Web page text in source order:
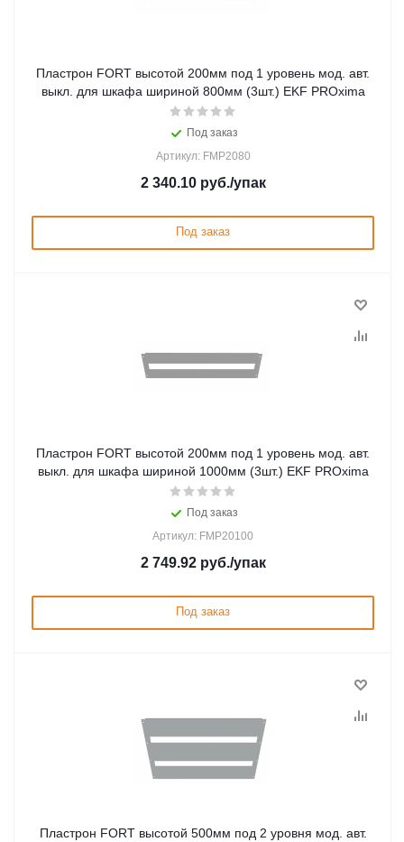
Пластрон FORT высотой 200мм под 1 уровень мод. авт.
выкл. для шкафа шириной 800мм (3шт.) EKF PROxima
Под заказ
Артикул: FMP2080
2 340.10руб./упак
Под заказ
Пластрон FORT высотой 200мм под 1 уровень мод. авт.
выкл. для шкафа шириной 1000мм (3шт.) EKF PROxima
Под заказ
Артикул: FMP20100
2 749.92руб./упак
Под заказ
Пластрон FORT высотой 500мм под 2 уровня мод. авт.